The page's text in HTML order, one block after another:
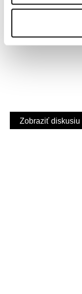
Zobraziť diskusiu